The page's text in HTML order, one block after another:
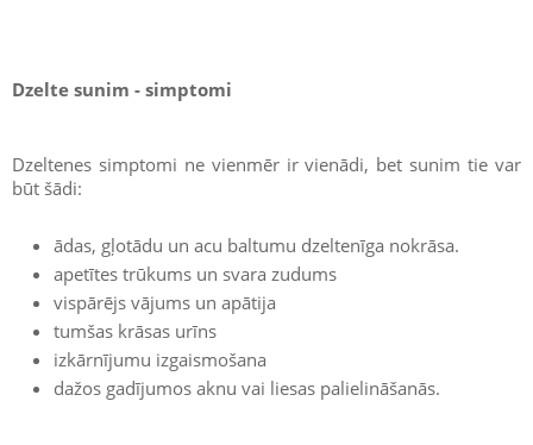
Dzelte sunim - simptomi
Dzeltenes simptomi ne vienmēr ir vienādi, bet sunim tie var
būt šādi:
ādas, gļotādu un acu baltumu dzeltenīga nokrāsa.
apetītes trūkums un svara zudums
vispārējs vājums un apātija
tumšas krāsas urīns
izkārnījumu izgaismošana
dažos gadījumos aknu vai liesas palielināšanās.